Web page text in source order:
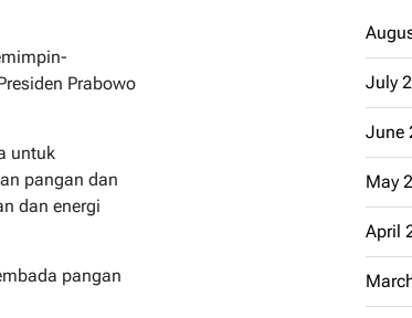
Prabowo
untuk
pangan dan
dan energi
pangan
July
June
May
April